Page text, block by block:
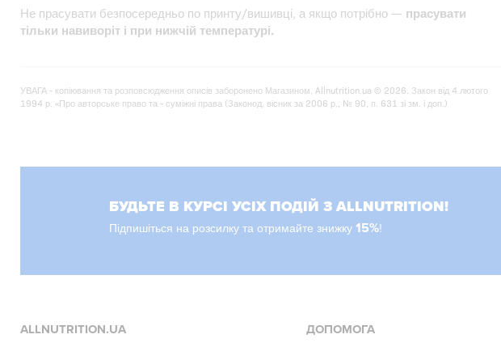
Не прасувати безпосередньо по принту/вишивці, а якщо потрібно — прасувати
тільки навиворіт і при нижчій температурі.
УВАГА - копіювання та розповсюдження описів заборонено Магазином. Allnutrition.ua © 2026. Закон від 4 лютого
1994 р. «Про авторське право та - суміжні права (Законод. вісник за 2006 р., № 90, п. 631 зі зм. і доп.)
БУДЬТЕ В КУРСІ УСІХ ПОДІЙ З ALLNUTRITION!
Підпишіться на розсилку та отримайте знижку 15%!
ALLNUTRITION.UA ДОПОМОГА